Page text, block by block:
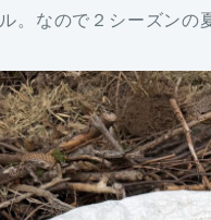
。なので２シーズンの